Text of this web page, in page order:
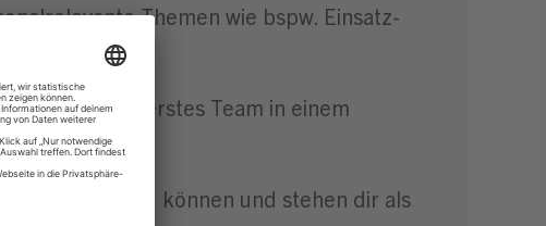
Themen wie bspw. Einsatz-
für dein erstes Team in einem
führen zu können und stehen dir als